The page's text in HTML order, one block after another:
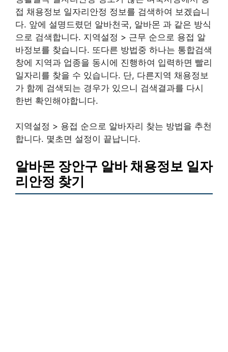
접 채용정보 일자리안정 정보를 검색하여 보겠습니
다. 앞에 설명드렸던 알바천국, 알바몬 과 같은 방식
으로 검색합니다. 지역설정 > 근무 순으로 용접 알
바정보를 찾습니다. 또다른 방법중 하나는 통합검색
창에 지역과 업종을 동시에 진행하여 입력하면 빨리
일자리를 찾을 수 있습니다. 단, 다른지역 채용정보
가 함께 검색되는 경우가 있으니 검색결과를 다시
한번 확인해야합니다.
지역설정 > 용접 순으로 알바자리 찾는 방법을 추천
합니다. 몇초면 설정이 끝납니다.
알바몬 장안구 알바 채용정보 일자
리안정 찾기